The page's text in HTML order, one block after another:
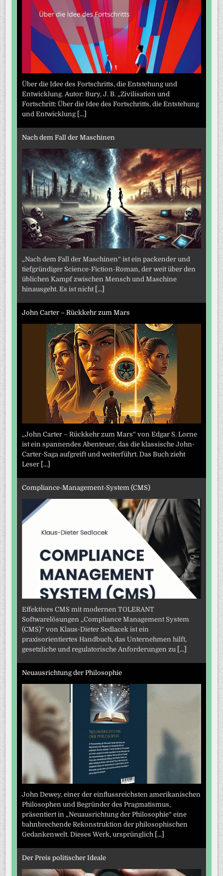
Über die Idee des Fortschritts, die Entstehung und
Entwicklung. Autor: Bury, J. B. „Zivilisation und
Fortschritt: Über die Idee des Fortschritts, die Entstehung
und Entwicklung [...]
Nach dem Fall der Maschinen
„Nach dem Fall der Maschinen“ ist ein packender und
tiefgründiger Science-Fiction-Roman, der weit über den
üblichen Kampf zwischen Mensch und Maschine
hinausgeht. Es ist nicht [...]
John Carter – Rückkehr zum Mars
„John Carter – Rückkehr zum Mars“ von Edgar S. Lorne
ist ein spannendes Abenteuer, das die klassische John-
Carter-Saga aufgreift und weiterführt. Das Buch zieht
Leser [...]
Compliance-Management-System (CMS)
Effektives CMS mit modernen TOLERANT
Softwarelösungen „Compliance Management System
(CMS)“ von Klaus-Dieter Sedlacek ist ein
praxisorientiertes Handbuch, das Unternehmen hilft,
gesetzliche und regulatorische Anforderungen zu [...]
Neuausrichtung der Philosophie
John Dewey, einer der einflussreichsten amerikanischen
Philosophen und Begründer des Pragmatismus,
präsentiert in „Neuausrichtung der Philosophie“ eine
bahnbrechende Rekonstruktion der philosophischen
Gedankenwelt. Dieses Werk, ursprünglich [...]
Der Preis politischer Ideale